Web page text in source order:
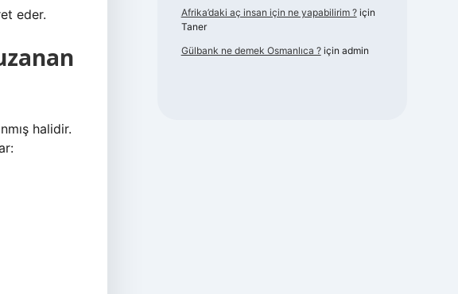
eder.
halidir.
Afrika’daki aç insan için ne yapabilirim ?için
Taner
Gülbank ne demek Osmanlıca ?için admin